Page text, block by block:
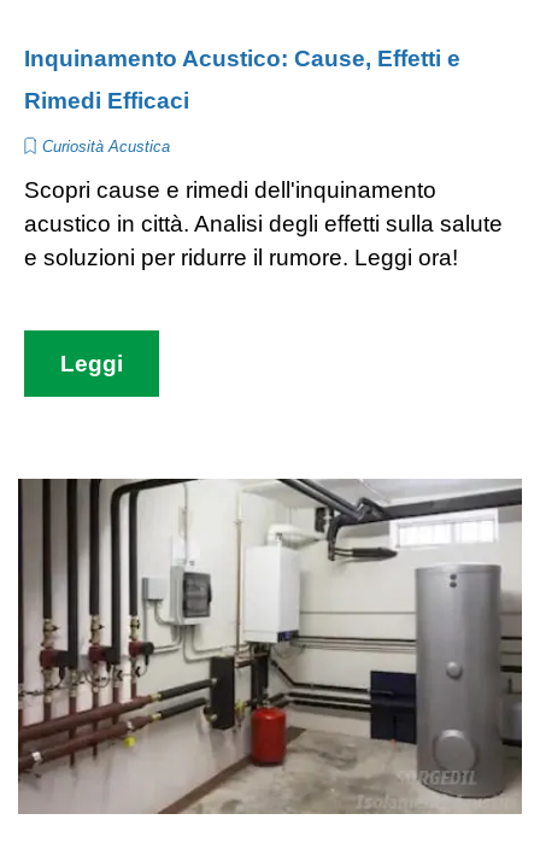
Inquinamento Acustico: Cause, Effetti e
Rimedi Efficaci
Curiosità Acustica
Scopri cause e rimedi dell'inquinamento
acustico in città. Analisi degli effetti sulla salute
e soluzioni per ridurre il rumore. Leggi ora!
Leggi